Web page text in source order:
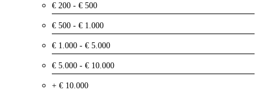
€ 200 - € 500
€ 500 - € 1.000
€ 1.000 - € 5.000
€ 5.000 - € 10.000
+ € 10.000